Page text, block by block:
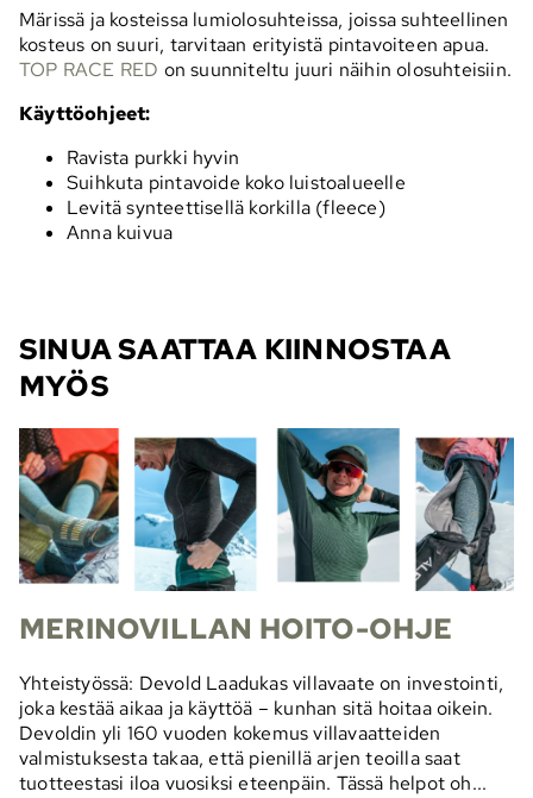
Märissä ja kosteissa lumiolosuhteissa, joissa suhteellinen
kosteus on suuri, tarvitaan erityistä pintavoiteen apua.
TOP RACE RED on suunniteltu juuri näihin olosuhteisiin.
Käyttöohjeet:
Ravista purkki hyvin
Suihkuta pintavoide koko luistoalueelle
Levitä synteettisellä korkilla (fleece)
Anna kuivua
SINUA SAATTAA KIINNOSTAA
MYÖS
MERINOVILLAN HOITO-OHJE
Yhteistyössä: Devold Laadukas villavaate on investointi,
joka kestää aikaa ja käyttöä – kunhan sitä hoitaa oikein.
Devoldin yli 160 vuoden kokemus villavaatteiden
valmistuksesta takaa, että pienillä arjen teoilla saat
tuotteestasi iloa vuosiksi eteenpäin. Tässä helpot oh...